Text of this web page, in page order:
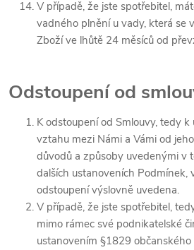
V případě, že jste spotřebitel,
vadného plnění u vady, která se
Zboží ve lhůtě 24 měsíců od
Odstoupení od
K odstoupení od Smlouvy, tedy
vztahu mezi Námi a Vámi od
důvodů a způsoby uvedenými v
dalších ustanoveních Podmínek,
odstoupení výslovně uvedena.
V případě, že jste spotřebitel,
mimo rámec své podnikatelské
ustanovením §1829